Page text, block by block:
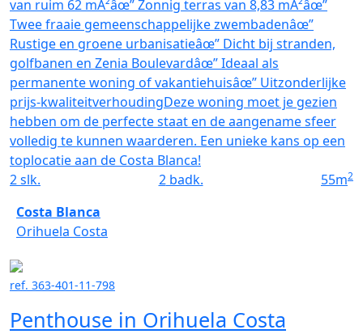
van ruim 62 mÂ²âœ” Zonnig terras van 8,83 mÂ²âœ”
Twee fraaie gemeenschappelijke zwembadenâœ”
Rustige en groene urbanisatieâœ” Dicht bij stranden,
golfbanen en Zenia Boulevardâœ” Ideaal als
permanente woning of vakantiehuisâœ” Uitzonderlijke
prijs-kwaliteitverhoudingDeze woning moet je gezien
hebben om de perfecte staat en de aangename sfeer
volledig te kunnen waarderen. Een unieke kans op een
toplocatie aan de Costa Blanca!
2slk. 2badk. 55m2
Costa Blanca
Orihuela Costa
ref. 363-401-11-798
Penthouse in Orihuela Costa